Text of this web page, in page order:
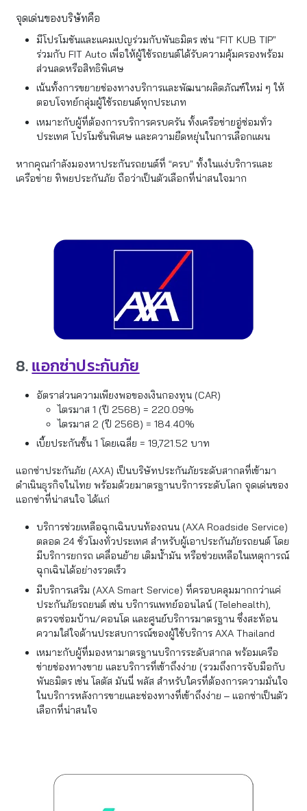
จุดเด่นของบริษัทคือ
มีโปรโมชันและแคมเปญร่วมกับพันธมิตร เช่น “FIT KUB TIP”
ร่วมกับ FIT Auto เพื่อให้ผู้ใช้รถยนต์ได้รับความคุ้มครองพร้อม
ส่วนลดหรือสิทธิพิเศษ
เน้นทั้งการขยายช่องทางบริการและพัฒนาผลิตภัณฑ์ใหม่ ๆ ให้
ตอบโจทย์กลุ่มผู้ใช้รถยนต์ทุกประเภท
เหมาะกับผู้ที่ต้องการบริการครบครัน ทั้งเครือข่ายอู่ซ่อมทั่ว
ประเทศ โปรโมชั่นพิเศษ และความยืดหยุ่นในการเลือกแผน
หากคุณกำลังมองหาประกันรถยนต์ที่ “ครบ” ทั้งในแง่บริการและ
เครือข่าย ทิพยประกันภัย ถือว่าเป็นตัวเลือกที่น่าสนใจมาก
8.แอกซ่าประกันภัย
อัตราส่วนความเพียงพอของเงินกองทุน (CAR)
ไตรมาส 1 (ปี 2568) = 220.09%
ไตรมาส 2 (ปี 2568) = 184.40%
เบี้ยประกันชั้น 1 โดยเฉลี่ย = 19,721.52 บาท
แอกซ่าประกันภัย (AXA) เป็นบริษัทประกันภัยระดับสากลที่เข้ามา
ดำเนินธุรกิจในไทย พร้อมด้วยมาตรฐานบริการระดับโลก จุดเด่นของ
แอกซ่าที่น่าสนใจ ได้แก่
บริการช่วยเหลือฉุกเฉินบนท้องถนน (AXA Roadside Service)
ตลอด 24 ชั่วโมงทั่วประเทศ สำหรับผู้เอาประกันภัยรถยนต์ โดย
มีบริการยกรถ เคลื่อนย้าย เติมน้ำมัน หรือช่วยเหลือในเหตุการณ์
ฉุกเฉินได้อย่างรวดเร็ว
มีบริการเสริม (AXA Smart Service) ที่ครอบคลุมมากกว่าแค่
ประกันภัยรถยนต์ เช่น บริการแพทย์ออนไลน์ (Telehealth),
ตรวจซ่อมบ้าน/คอนโด และศูนย์บริการมาตรฐาน ซึ่งสะท้อน
ความใส่ใจด้านประสบการณ์ของผู้ใช้บริการ AXA Thailand
เหมาะกับผู้ที่มองหามาตรฐานบริการระดับสากล พร้อมเครือ
ข่ายช่องทางขาย และบริการที่เข้าถึงง่าย (รวมถึงการจับมือกับ
พันธมิตร เช่น โลตัส มันนี่ พลัส สำหรับใครที่ต้องการความมั่นใจ
ในบริการหลังการขายและช่องทางที่เข้าถึงง่าย – แอกซ่าเป็นตัว
เลือกที่น่าสนใจ